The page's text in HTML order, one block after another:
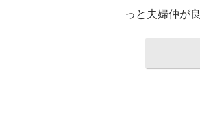
っと夫婦仲が良